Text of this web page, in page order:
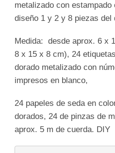
metalizado con
diseño 1 y 2 y 8 piezas del
Medida: desde aprox. 6 x
8 x 15 x 8 cm), 24
dorado metalizado con
impresos en blanco,
24 papeles de seda en
dorados, 24 de pinzas de
aprox. 5 m de cuerda. DIY